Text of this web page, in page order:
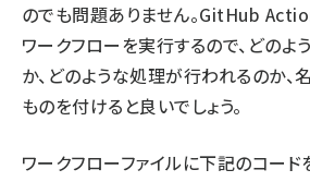
のでも問題ありません。GitHub
ワークフローを実行するので、どのよ
か、どのような処理が行われるのか、
ものを付けると良いでしょう。
ワークフローファイルに下記のコード